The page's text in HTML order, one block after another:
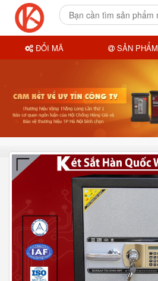
ĐỔI MÃ SẢN PHẨM